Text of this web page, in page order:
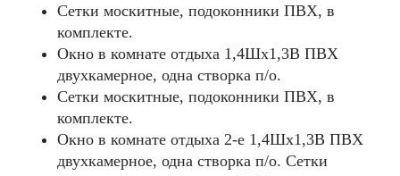
Сетки москитные, подоконники ПВХ, в
комплекте.
Окно в комнате отдыха 1,4Шх1,3В ПВХ
двухкамерное, одна створка п/о.
Сетки москитные, подоконники ПВХ, в
комплекте.
Окно в комнате отдыха 2-е 1,4Шх1,3В ПВХ
двухкамерное, одна створка п/о. Сетки